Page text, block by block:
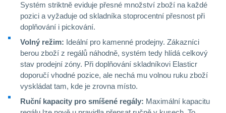
Systém striktně eviduje přesné množství zboží na každé
pozici a vyžaduje od skladníka stoprocentní přesnost při
doplňování i pickování.
Volný režim: Ideální pro kamenné prodejny. Zákazníci
berou zboží z regálů náhodně, systém tedy hlídá celkový
stav prodejní zóny. Při doplňování skladníkovi Elasticr
doporučí vhodné pozice, ale nechá mu volnou ruku zboží
vyskládat tam, kde je zrovna místo.
Ruční kapacity pro smíšené regály: Maximální kapacitu